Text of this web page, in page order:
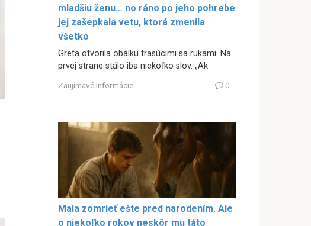
mladšiu ženu… no ráno po jeho pohrebe
jej zašepkala vetu, ktorá zmenila
všetko
Greta otvorila obálku trasúcimi sa rukami. Na
prvej strane stálo iba niekoľko slov. „Ak
Zaujímavé informácie 0
Mala zomrieť ešte pred narodením. Ale
o niekoľko rokov neskôr mu táto